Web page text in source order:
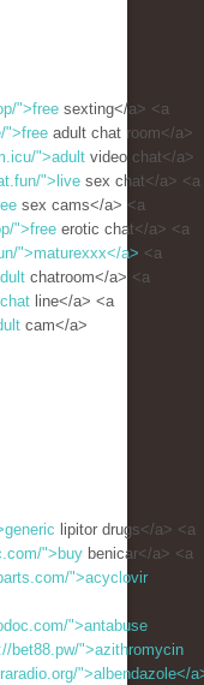
">free sexting</a> <a
">free adult chat room</a>
">adult video chat</a>
">live sex chat</a> <a
sex cams</a> <a
">free erotic chat</a> <a
">maturexxx</a> <a
chatroom</a> <a
line</a> <a
cam</a>
lipitor drugs</a> <a
">buy benicar</a> <a
">acyclovir
">antabuse
bet88.pw/">azithromycin
">albendazole</